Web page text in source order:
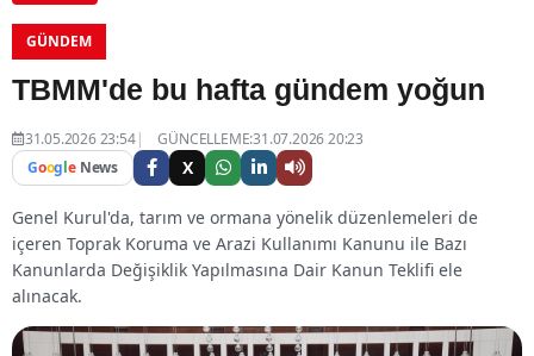
GÜNDEM
TBMM'de bu hafta gündem yoğun
31.05.2026 23:54
GÜNCELLEME:31.07.2026 20:23
Google News X
Genel Kurul'da, tarım ve ormana yönelik düzenlemeleri de
içeren Toprak Koruma ve Arazi Kullanımı Kanunu ile Bazı
Kanunlarda Değişiklik Yapılmasına Dair Kanun Teklifi ele
alınacak.